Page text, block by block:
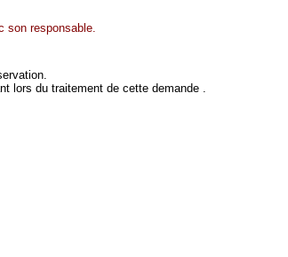
son responsable.
lors du traitement de cette demande .